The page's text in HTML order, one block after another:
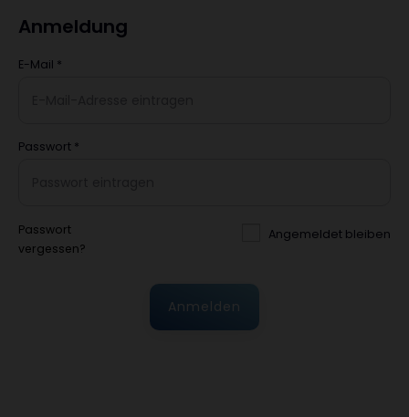
Anmeldung
E-Mail *
Passwort *
Passwort
vergessen?
Angemeldet bleiben
Anmelden